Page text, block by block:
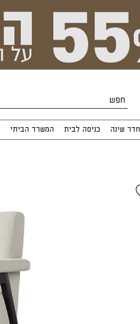
חדר שינה כניסה לבית המשרד הביתי